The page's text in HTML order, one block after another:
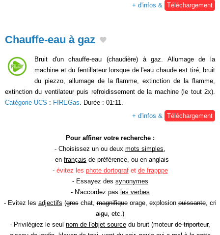
+ d'infos &
Téléchargement
Chauffe-eau à gaz
Bruit d'un chauffe-eau (chaudière) à gaz. Allumage de la
machine et du fentillateur lorsque de l'eau chaude est tiré, bruit
du piezzo, allumage de la flamme, extinction de la flamme,
extinction du ventilateur puis refroidissement de la machine (le tout 2x).
Catégorie UCS : FIREGas. Durée : 01:11.
+ d'infos & Téléchargement
Pour affiner votre recherche :
- Choisissez un ou deux mots simples,
- en français de préférence, ou en anglais
- évitez les phote dortografet de frapppe
- Essayez des synonymes
- N'accordez pas les verbes
- Evitez les adjectifs (groschat,magnifiqueorage, explosionpuissante, cri
aigu, etc.)
- Privilégiez le seul nom de l'objet source du bruit (moteur de triporteur,